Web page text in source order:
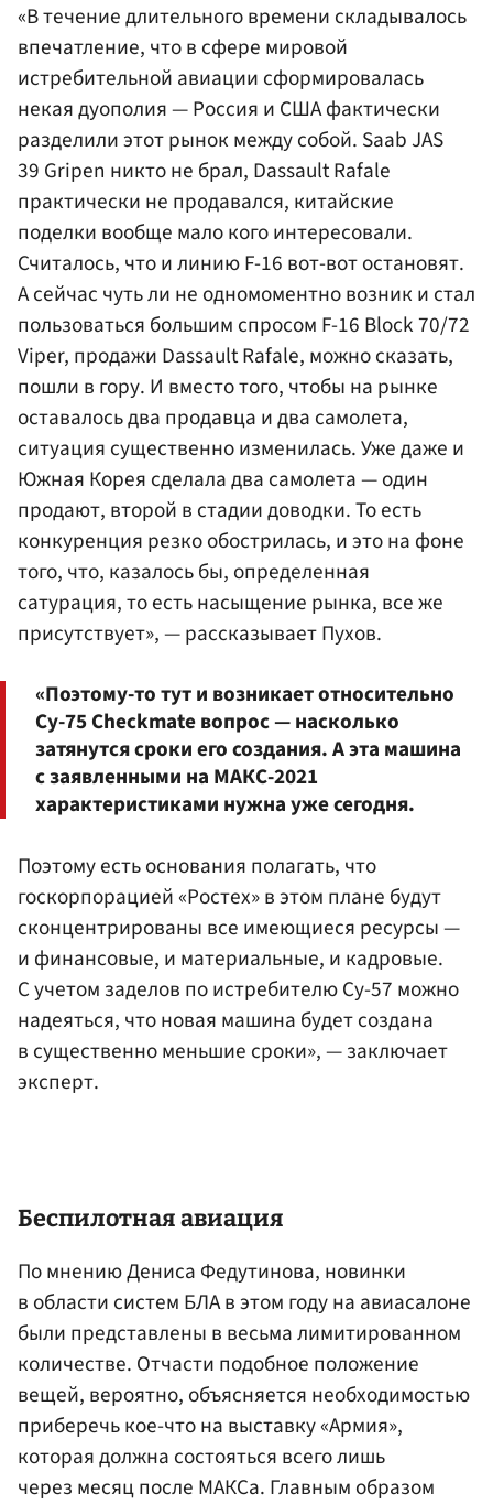
«В течение длительного времени складывалось
впечатление, что в сфере мировой
истребительной авиации сформировалась
некая дуополия — Россия и США фактически
разделили этот рынок между собой. Saab JAS
39 Gripen никто не брал, Dassault Rafale
практически не продавался, китайские
поделки вообще мало кого интересовали.
Считалось, что и линию F-16 вот-вот остановят.
А сейчас чуть ли не одномоментно возник и стал
пользоваться большим спросом F-16 Block 70/72
Viper, продажи Dassault Rafale, можно сказать,
пошли в гору. И вместо того, чтобы на рынке
оставалось два продавца и два самолета,
ситуация существенно изменилась. Уже даже и
Южная Корея сделала два самолета — один
продают, второй в стадии доводки. То есть
конкуренция резко обострилась, и это на фоне
того, что, казалось бы, определенная
сатурация, то есть насыщение рынка, все же
присутствует», — рассказывает Пухов.
«Поэтому-то тут и возникает относительно
Су-75 Checkmate вопрос — насколько
затянутся сроки его создания. А эта машина
с заявленными на МАКС-2021
характеристиками нужна уже сегодня.
Поэтому есть основания полагать, что
госкорпорацией «Ростех» в этом плане будут
сконцентрированы все имеющиеся ресурсы —
и финансовые, и материальные, и кадровые.
С учетом заделов по истребителю Су-57 можно
надеяться, что новая машина будет создана
в существенно меньшие сроки», — заключает
эксперт.
Беспилотная авиация
По мнению Дениса Федутинова, новинки
в области систем БЛА в этом году на авиасалоне
были представлены в весьма лимитированном
количестве. Отчасти подобное положение
вещей, вероятно, объясняется необходимостью
приберечь кое-что на выставку «Армия»,
которая должна состояться всего лишь
через месяц после МАКСа. Главным образом